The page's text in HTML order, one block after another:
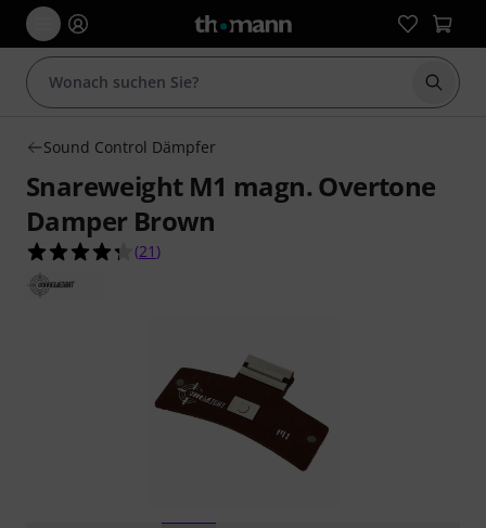
Suche
Sound Control Dämpfer
Snareweight M1 magn. Overtone
Damper Brown
4.3 von 5 Sternen aus 21 Kundenbewertungen
(21 )